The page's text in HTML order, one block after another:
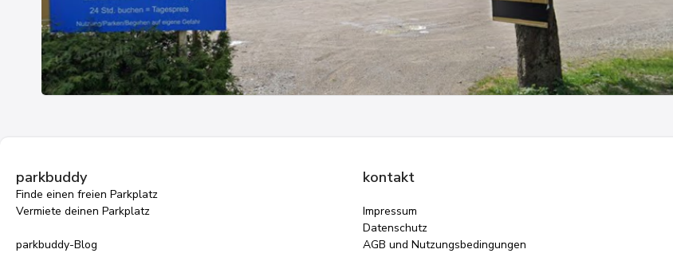
parkbuddy
Finde einen freien Parkplatz
Vermiete deinen Parkplatz
parkbuddy-Blog
kontakt
Impressum
Datenschutz
AGB und Nutzungsbedingungen